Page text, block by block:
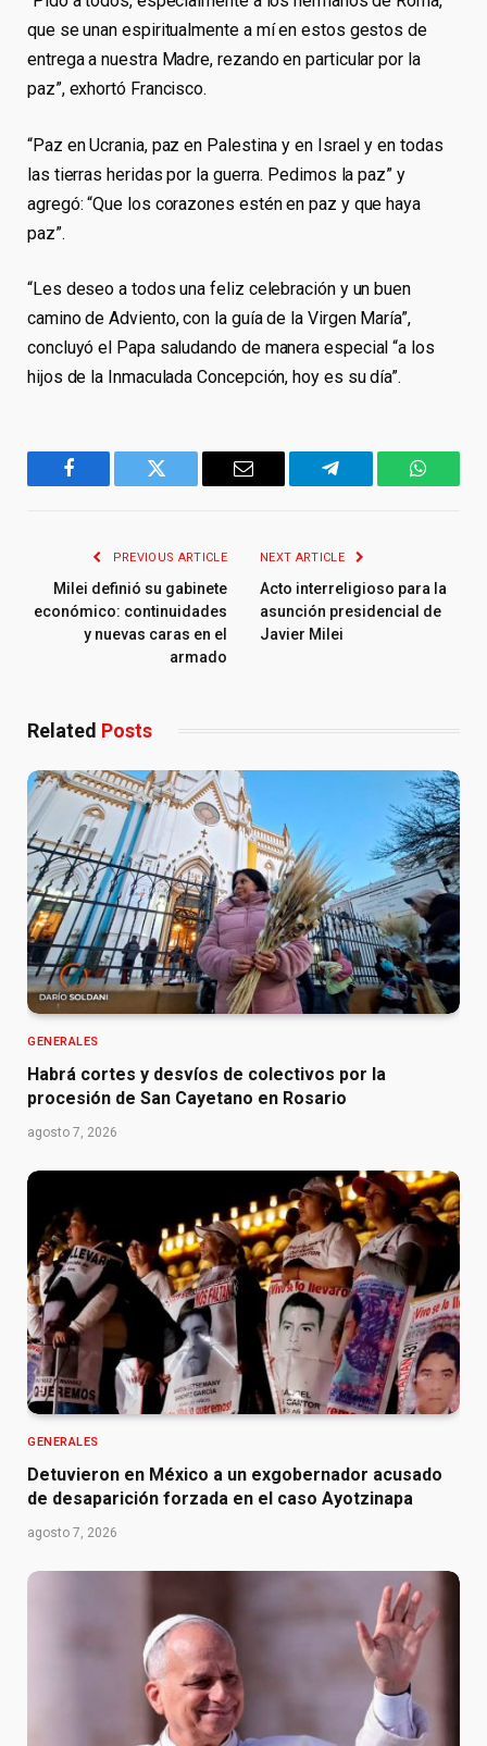
que se unan espiritualmente a mí en estos gestos de
entrega a nuestra Madre, rezando en particular por la
paz”, exhortó Francisco.
“Paz en Ucrania, paz en Palestina y en Israel y en todas
las tierras heridas por la guerra. Pedimos la paz” y
agregó: “Que los corazones estén en paz y que haya
paz”.
“Les deseo a todos una feliz celebración y un buen
camino de Adviento, con la guía de la Virgen María”,
concluyó el Papa saludando de manera especial “a los
hijos de la Inmaculada Concepción, hoy es su día”.
Facebook Twitter Email Telegram
PREVIOUS ARTICLE
Milei definió su gabinete
económico: continuidades
y nuevas caras en el
armado
NEXT ARTICLE
Acto interreligioso para la
asunción presidencial de
Javier Milei
Related Posts
GENERALES
Habrá cortes y desvíos de colectivos por la
procesión de San Cayetano en Rosario
agosto 7, 2026
GENERALES
Detuvieron en México a un exgobernador acusado
de desaparición forzada en el caso Ayotzinapa
agosto 7, 2026